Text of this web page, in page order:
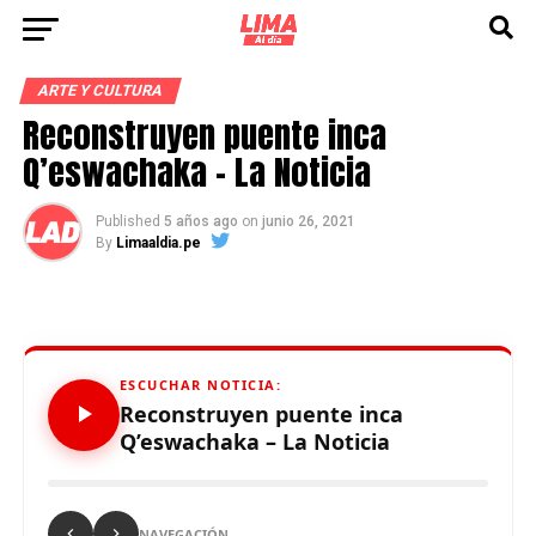
ARTE Y CULTURA
Reconstruyen puente inca
Q’eswachaka – La Noticia
Published 5 años ago on junio 26, 2021
By Limaaldia.pe
ESCUCHAR NOTICIA:
Reconstruyen puente inca
Q’eswachaka – La Noticia